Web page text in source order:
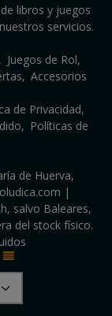
libros y juegos
servicios.
Juegos de Rol
Accesorios
de Privacidad
Políticas de
de Huerva,
|
salvo Baleares,
del stock físico.